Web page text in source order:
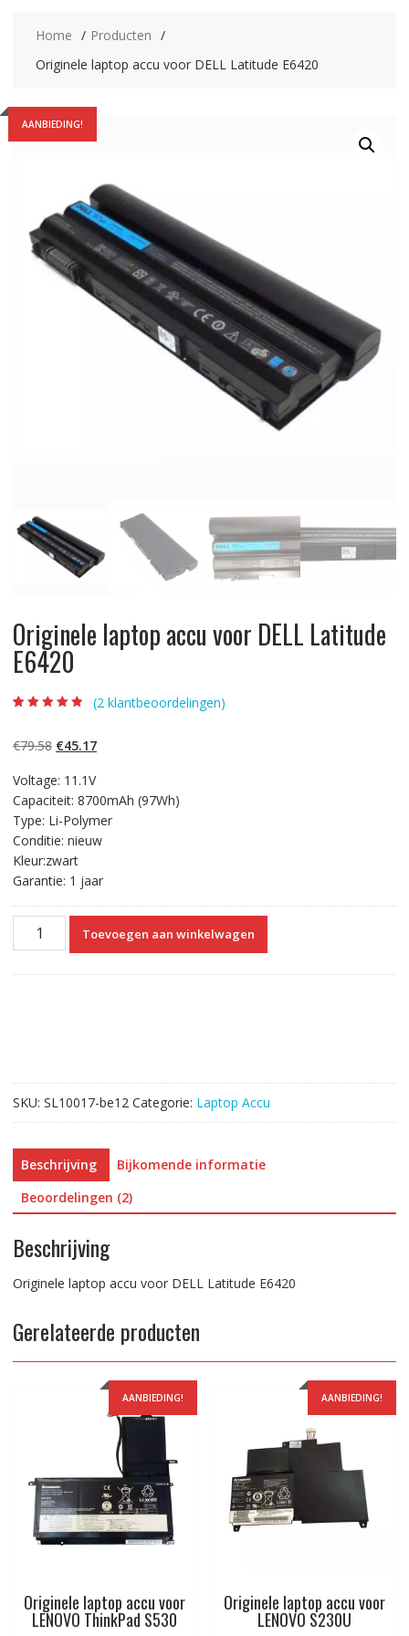
Home
Producten
Originele laptop accu voor DELL Latitude E6420
AANBIEDING!
Originele laptop accu voor DELL Latitude
E6420
gebaseerd op
klantbeoordelin
(2 klantbeoordelingen)
€79.58 Oorspronkelijke
was:
€79.58.
€45.17Huidige
€45.17.
Voltage: 11.1V
Capaciteit: 8700mAh (97Wh)
Type: Li-Polymer
Conditie: nieuw
Kleur:zwart
Garantie: 1 jaar
Originele
Toevoegen aan winkelwagen
SKU: SL10017-be12 Categorie: Laptop Accu
Beschrijving
Bijkomende informatie
Beoordelingen (2)
Beschrijving
Originele laptop accu voor DELL Latitude E6420
Gerelateerde producten
AANBIEDING!
Originele laptop accu voor
LENOVO ThinkPad S530
AANBIEDING!
Originele laptop accu voor
LENOVO S230U